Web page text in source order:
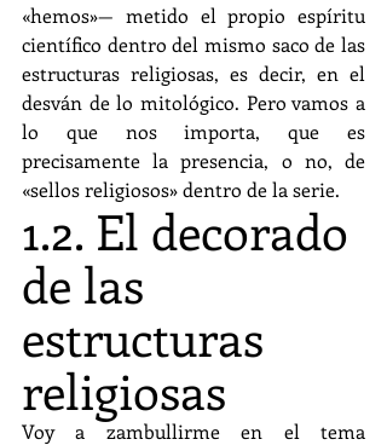
«hemos»— metido el propio espíritu
científico dentro del mismo saco de las
estructuras religiosas, es decir, en el
desván de lo mitológico. Pero vamos a
lo que nos importa, que es
precisamente la presencia, o no, de
«sellos religiosos» dentro de la serie.
1.2. El decorado
de las
estructuras
religiosas
Voy a zambullirme en el tema